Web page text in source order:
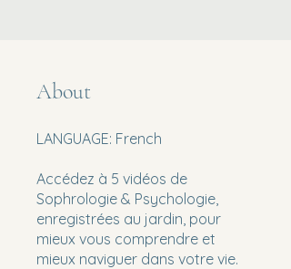
About
LANGUAGE: French
Accédez à 5 vidéos de
Sophrologie & Psychologie,
enregistrées au jardin, pour
mieux vous comprendre et
mieux naviguer dans votre vie.